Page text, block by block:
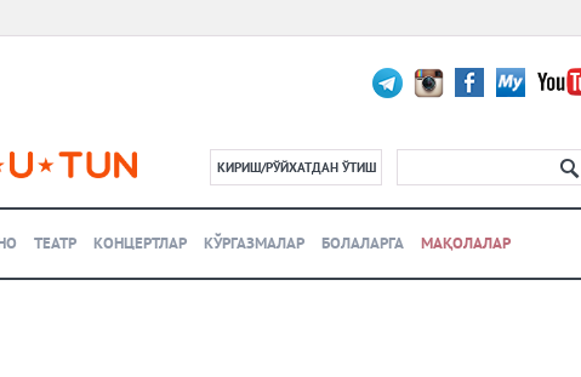
КИРИШ/РЎЙХАТДАН ЎТИШ
ТЕАТР КОНЦЕРТЛАР КЎРГАЗМАЛАР БОЛАЛАРГА МАҚОЛАЛАР